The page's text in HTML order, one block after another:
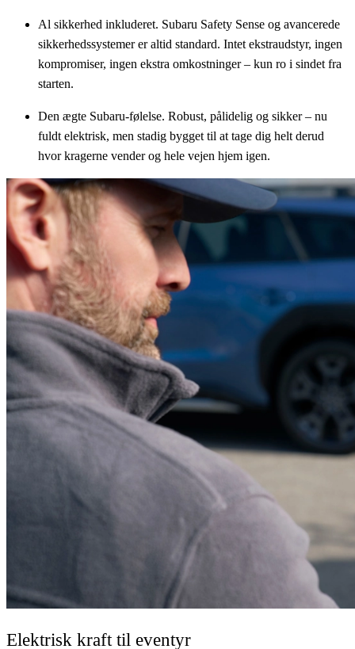
Al sikkerhed inkluderet. Subaru Safety Sense og avancerede
sikkerhedssystemer er altid standard. Intet ekstraudstyr, ingen
kompromiser, ingen ekstra omkostninger – kun ro i sindet fra
starten.
Den ægte Subaru-følelse. Robust, pålidelig og sikker – nu
fuldt elektrisk, men stadig bygget til at tage dig helt derud
hvor kragerne vender og hele vejen hjem igen.
Elektrisk kraft til eventyr